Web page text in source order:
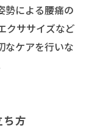
勢による腰痛の
クササイズなど
なケアを行いな
方